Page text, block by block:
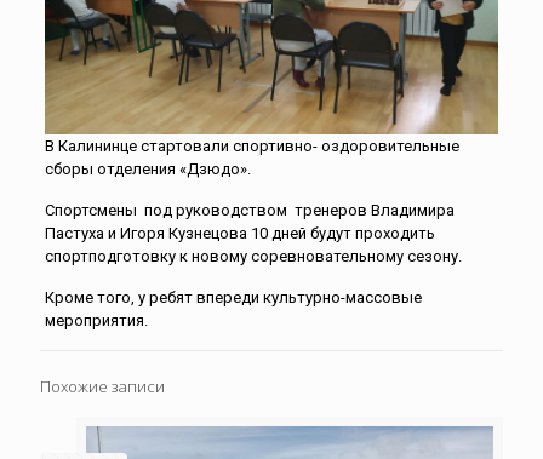
В Калининце стартовали спортивно- оздоровительные
сборы отделения «Дзюдо».
Спортсмены под руководством тренеров Владимира
Пастуха и Игоря Кузнецова 10 дней будут проходить
спортподготовку к новому соревновательному сезону.
Кроме того, у ребят впереди культурно-массовые
мероприятия.
Похожие записи